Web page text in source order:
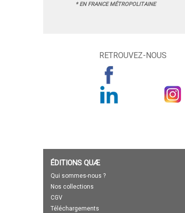
* EN FRANCE MÉTROPOLITAINE
RETROUVEZ-NOUS
ÉDITIONS QUÆ
Qui sommes-nous ?
Nos collections
CGV
Téléchargements